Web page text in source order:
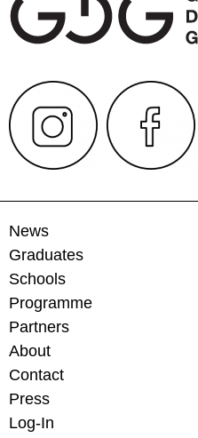
News
Graduates
Schools
Programme
Partners
About
Contact
Press
Log-In